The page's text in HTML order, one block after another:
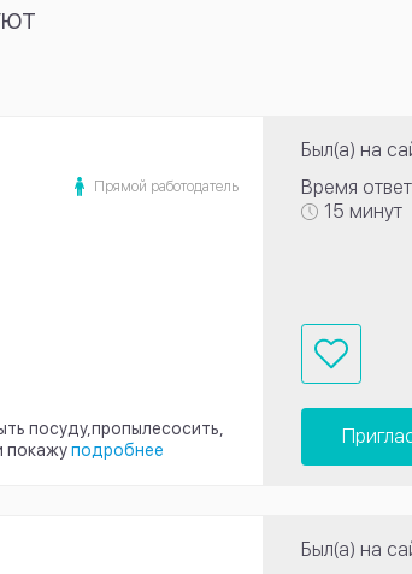
Прямой работодатель
посуду,пропылесосить,
покажуподробнее
Был(а) на
Время
15 минут
Был(а) на